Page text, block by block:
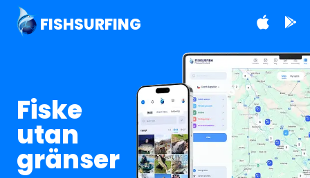
FISHSURFING
Fiske
utan
gränser